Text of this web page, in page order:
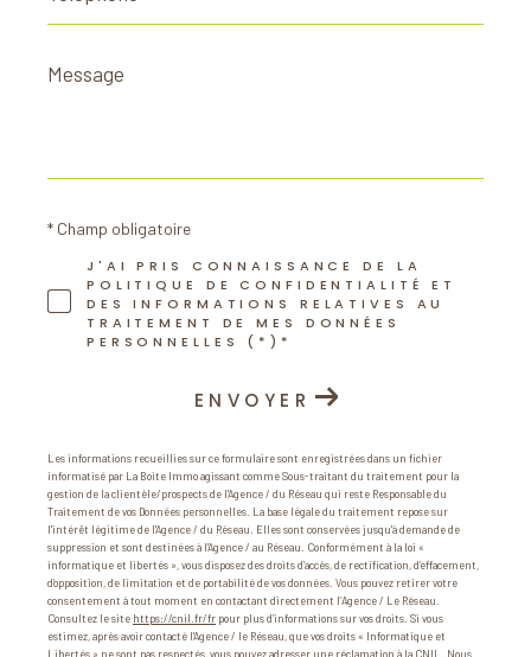
Message
*
J'AI PRIS CONNAISSANCE DE LA
POLITIQUE DE CONFIDENTIALITÉ ET
DES INFORMATIONS RELATIVES AU
TRAITEMENT DE MES DONNÉES
PERSONNELLES (*)*
* Champ obligatoire
ENVOYER
Les informations recueillies sur ce formulaire sont enregistrées dans un fichier
informatisé par La Boite Immo agissant comme Sous-traitant du traitement pour la
gestion de la clientèle/prospects de l'Agence / du Réseau qui reste Responsable du
Traitement de vos Données personnelles. La base légale du traitement repose sur
l'intérêt légitime de l'Agence / du Réseau. Elles sont conservées jusqu'à demande de
suppression et sont destinées à l'Agence / au Réseau. Conformément à la loi «
informatique et libertés », vous disposez des droits d’accès, de rectification, d’effacement,
d’opposition, de limitation et de portabilité de vos données. Vous pouvez retirer votre
consentement à tout moment en contactant directement l’Agence / Le Réseau.
Consultez le site https://cnil.fr/fr pour plus d’informations sur vos droits. Si vous
estimez, après avoir contacté l'Agence / le Réseau, que vos droits « Informatique et
Libertés » ne sont pas respectés, vous pouvez adresser une réclamation à la CNIL. Nous